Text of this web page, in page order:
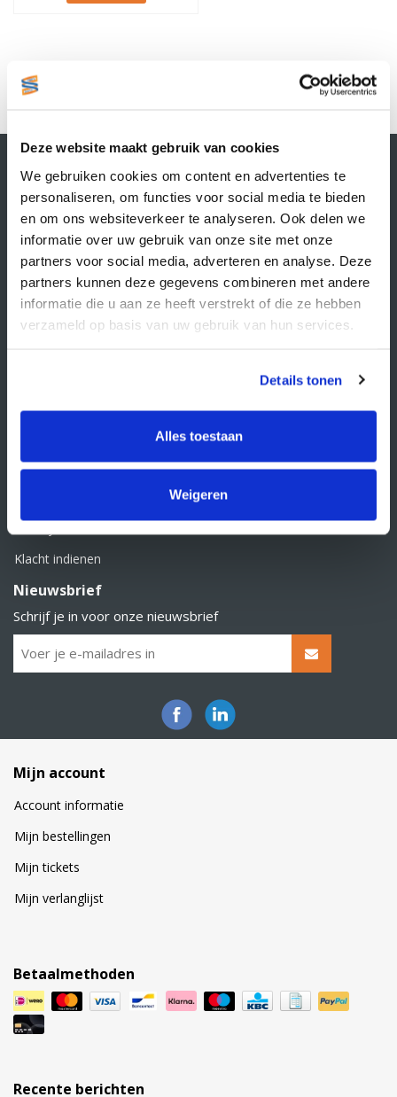
Deze website maakt gebruik van cookies
We gebruiken cookies om content en advertenties te
personaliseren, om functies voor social media te bieden
en om ons websiteverkeer te analyseren. Ook delen we
informatie over uw gebruik van onze site met onze
partners voor social media, adverteren en analyse. Deze
partners kunnen deze gegevens combineren met andere
informatie die u aan ze heeft verstrekt of die ze hebben
verzameld op basis van uw gebruik van hun services.
Details tonen
Alles toestaan
Weigeren
1
Contactgegevens
Supply Service B.V.
Nijverheidsstraat 25-K
3861 RJ Nijkerk
info@supplyservice.nl
+31 33 468 13 42
KvK nummer: 66384737
Retourbeleid
Klacht indienen
Nieuwsbrief
Schrijf je in voor onze nieuwsbrief
Mijn account
Account informatie
Mijn bestellingen
Mijn tickets
Mijn verlanglijst
Betaalmethoden
Recente berichten